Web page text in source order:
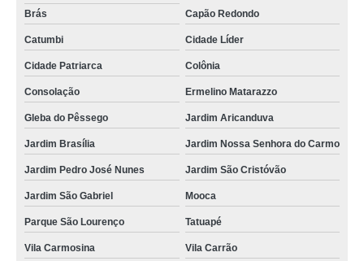
Brás
Capão Redondo
Catumbi Cidade Líder
Cidade Patriarca Colônia
Consolação Ermelino Matarazzo
Gleba do Pêssego Jardim Aricanduva
Jardim Brasília Jardim Nossa Senhora do Carmo
Jardim Pedro José Nunes Jardim São Cristóvão
Jardim São Gabriel Mooca
Parque São Lourenço Tatuapé
Vila Carmosina Vila Carrão